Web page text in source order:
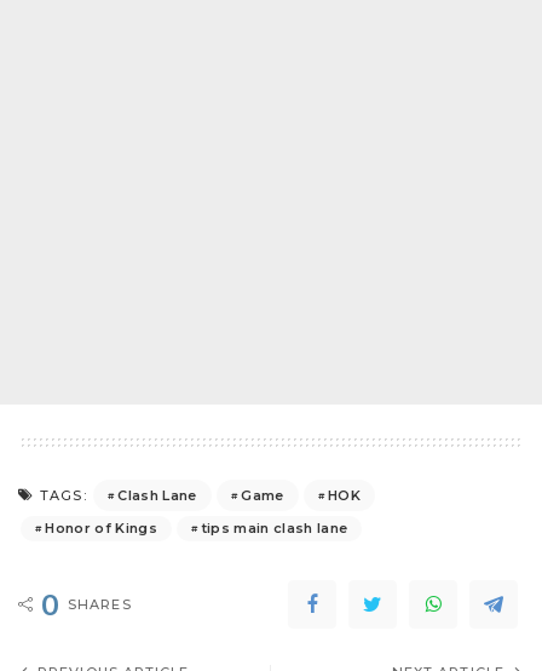
TAGS: Clash Lane Game
HOK
Honor of Kings
tips main clash lane
0 SHARES